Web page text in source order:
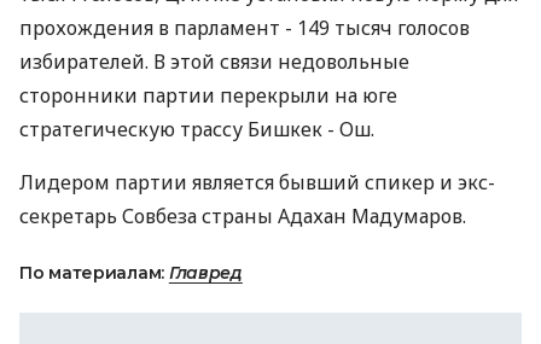
прохождения в парламент - 149 тысяч голосов
избирателей. В этой связи недовольные
сторонники партии перекрыли на юге
стратегическую трассу Бишкек - Ош.
Лидером партии является бывший спикер и экс-
секретарь Совбеза страны Адахан Мадумаров.
По материалам: Главред